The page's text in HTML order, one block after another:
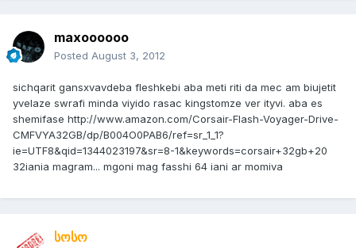
maxoooooo
Posted August 3, 2012
sichqarit gansxvavdeba fleshkebi aba meti riti da mec am biujetit
yvelaze swrafi minda viyido rasac kingstomze ver ityvi. aba es
shemifase http://www.amazon.com/Corsair-Flash-Voyager-Drive-
CMFVYA32GB/dp/B004O0PAB6/ref=sr_1_1?
ie=UTF8&qid=1344023197&sr=8-1&keywords=corsair+32gb+20
32iania magram... mgoni mag fasshi 64 iani ar momiva
სოსო